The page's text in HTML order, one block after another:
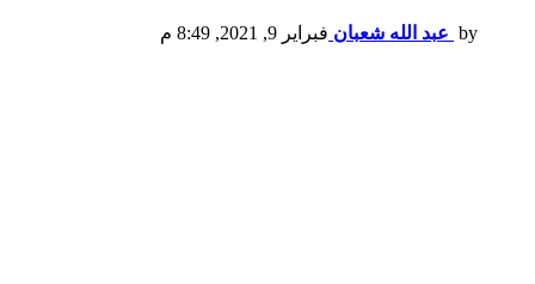
by عبد الله شعبان فبراير 9, 2021, 8:49 م